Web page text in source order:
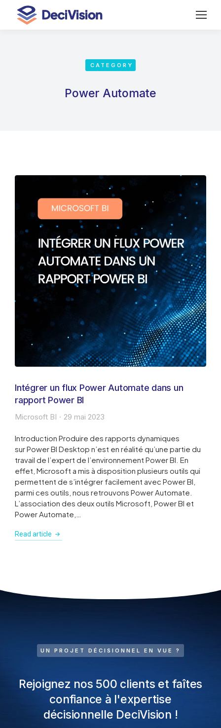
CATEGORY
Power Automate
Intégrer un flux Power Automate dans un
rapport Power BI
Microsoft BI 29 mai 2023
Introduction Produire des rapports dynamiques
sur Power BI Desktop n’est en réalité qu’une partie du
travail de l’expert de l’environnement Power BI. En
effet, Microsoft a mis à disposition plusieurs outils qui
permettent de s’intégrer facilement avec Power BI,
parmi ces outils, nous retrouvons Power Automate.
L’association des deux outils Microsoft, Power BI et
Power Automate,…
Read article
UN PROJET DÉCISIONNEL EN VUE ?
Rejoignez nos 500 clients et faîtes
confiance à l'expertise
décisionnelle DeciVision !